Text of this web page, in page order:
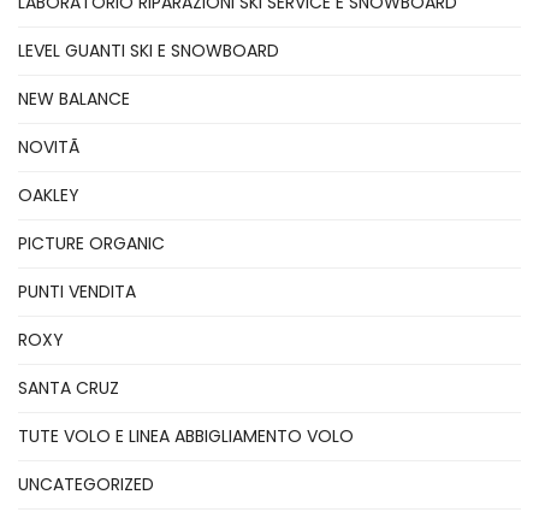
LEVEL GUANTI SKI E SNOWBOARD
NEW BALANCE
NOVITÃ
OAKLEY
PICTURE ORGANIC
PUNTI VENDITA
ROXY
SANTA CRUZ
TUTE VOLO E LINEA ABBIGLIAMENTO VOLO
UNCATEGORIZED